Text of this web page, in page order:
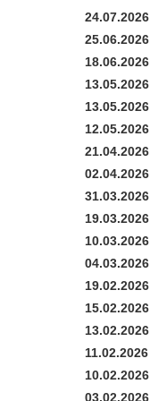
24.07.2026
25.06.2026
18.06.2026
13.05.2026
13.05.2026
12.05.2026
21.04.2026
02.04.2026
31.03.2026
19.03.2026
10.03.2026
04.03.2026
19.02.2026
15.02.2026
13.02.2026
11.02.2026
10.02.2026
03.02.2026